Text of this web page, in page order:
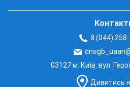
8 (044)
03127 м. Київ, вул.
Дивитись